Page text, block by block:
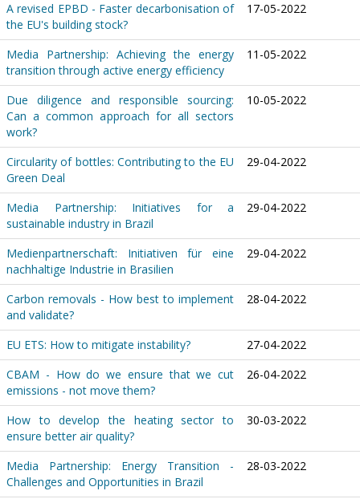
A revised EPBD - Faster decarbonisation of
the EU's building stock?
17-05-2022
Media Partnership: Achieving the energy
transition through active energy efficiency
11-05-2022
Due diligence and responsible sourcing:
Can a common approach for all sectors
work?
10-05-2022
Circularity of bottles: Contributing to the EU
Green Deal
29-04-2022
Media Partnership: Initiatives for a
sustainable industry in Brazil
29-04-2022
Medienpartnerschaft: Initiativen für eine
nachhaltige Industrie in Brasilien
29-04-2022
Carbon removals - How best to implement
and validate?
28-04-2022
EU ETS: How to mitigate instability?
27-04-2022
CBAM - How do we ensure that we cut
emissions - not move them?
26-04-2022
How to develop the heating sector to
ensure better air quality?
30-03-2022
Media Partnership: Energy Transition -
Challenges and Opportunities in Brazil
28-03-2022